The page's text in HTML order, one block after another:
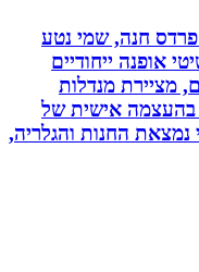
חנה, שמי נטע
ייחודיים
מנדלות
אישית של
החנות והגלריה,